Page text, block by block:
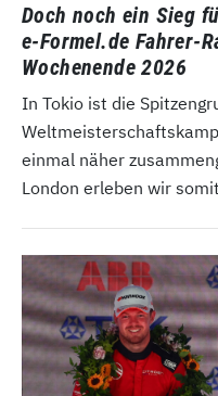
Doch noch ein Sieg
e-Formel.de Fahrer-
Wochenende 2026
In Tokio ist die
einmal näher
London erleben wir